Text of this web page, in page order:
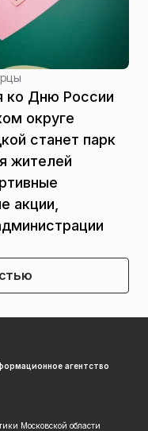
ко Дню России
округе
станет парк
жителей
акции,
агентство
Московской области